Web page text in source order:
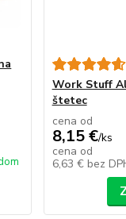
Work Stuff
štetec
cena od
8,15 €/ks
cena od
6,63 € bez